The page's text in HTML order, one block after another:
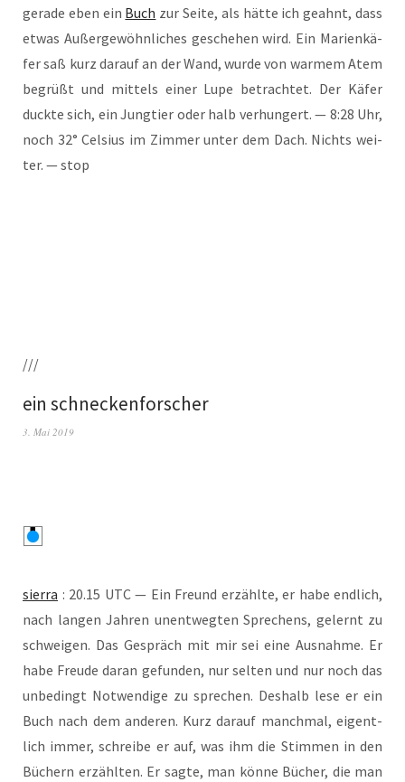
gera­de eben ein Buch zur Sei­te, als hät­te ich geahnt, dass
etwas Außer­ge­wöhn­li­ches gesche­hen wird. Ein Mari­en­kä­
fer saß kurz dar­auf an der Wand, wur­de von war­mem Atem
begrüßt und mit­tels einer Lupe betrach­tet. Der Käfer
duck­te sich, ein Jung­tier oder halb ver­hun­gert. — 8:28 Uhr,
noch 32° Cel­si­us im Zim­mer unter dem Dach. Nichts wei­
ter. — stop
///
ein schneckenforscher
3. Mai 2019
sier­ra : 20.15 UTC — Ein Freund erzähl­te, er habe end­lich,
nach lan­gen Jah­ren unent­weg­ten Spre­chens, gelernt zu
schwei­gen. Das Gespräch mit mir sei eine Aus­nah­me. Er
habe Freu­de dar­an gefun­den, nur sel­ten und nur noch das
unbe­dingt Not­wen­di­ge zu spre­chen. Des­halb lese er ein
Buch nach dem ande­ren. Kurz dar­auf manch­mal, eigent­
lich immer, schrei­be er auf, was ihm die Stim­men in den
Büchern erzähl­ten. Er sag­te, man kön­ne Bücher, die man